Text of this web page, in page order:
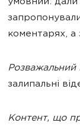
умовний: дали
коментарях, а
Розважальний
залипальні
Контент, що